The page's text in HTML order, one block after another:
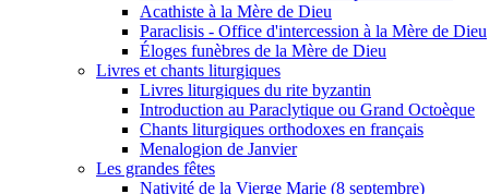
Acathiste à la Mère de Dieu
Paraclisis - Office d'intercession à la Mère de Dieu
Éloges funèbres de la Mère de Dieu
Livres et chants liturgiques
Livres liturgiques du rite byzantin
Introduction au Paraclytique ou Grand Octoèque
Chants liturgiques orthodoxes en français
Menalogion de Janvier
Les grandes fêtes
Nativité de la Vierge Marie (8 septembre)